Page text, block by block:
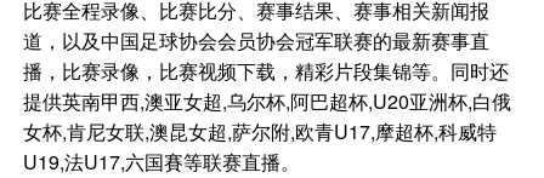
比赛全程录像、比赛比分、赛事结果、赛事相关新闻报
道，以及中国足球协会会员协会冠军联赛的最新赛事直
播，比赛录像，比赛视频下载，精彩片段集锦等。同时还
提供英南甲西,澳亚女超,乌尔杯,阿巴超杯,U20亚洲杯,白俄
女杯,肯尼女联,澳昆女超,萨尔附,欧青U17,摩超杯,科威特
U19,法U17,六国賽等联赛直播。